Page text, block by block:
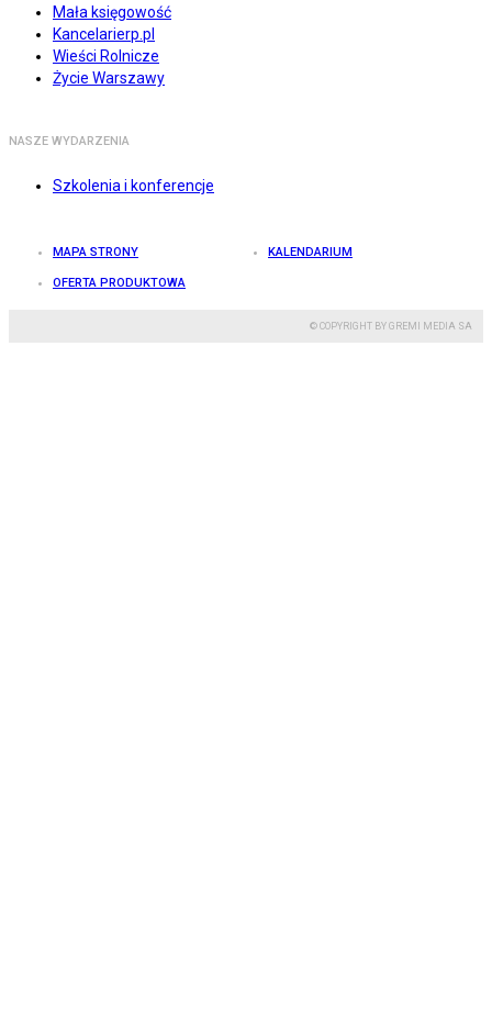
Mała księgowość
Kancelarierp.pl
Wieści Rolnicze
Życie Warszawy
NASZE WYDARZENIA
Szkolenia i konferencje
MAPA STRONY KALENDARIUM
OFERTA PRODUKTOWA
© COPYRIGHT BY GREMI MEDIA SA